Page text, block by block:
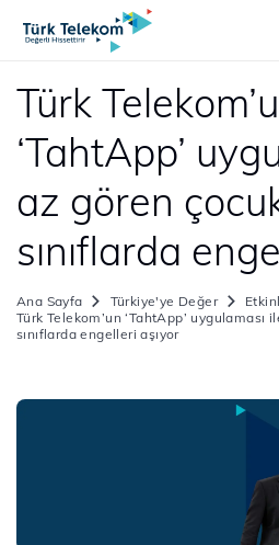
Türk
‘TahtApp’
az gören
sınıflarda
Ana Sayfa Türkiye'ye Değer
Türk Telekom’un ‘TahtApp’ uygulaması
sınıflarda engelleri aşıyor